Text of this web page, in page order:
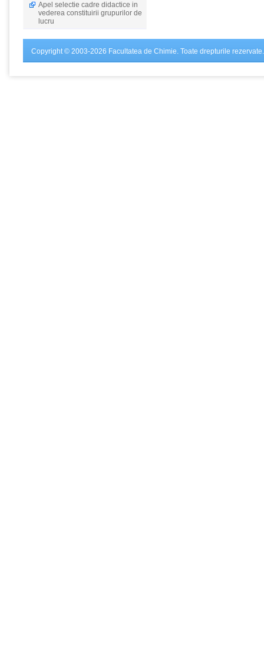
Apel selectie cadre didactice in
vederea constituirii grupurilor de
lucru
Copyright © 2003-2026 Facultatea de Chimie. Toate drepturile